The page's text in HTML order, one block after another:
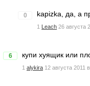
0 kapizka, да, а
1 Leach 26 августа
6 купи хуящик или
1 alykira 12 августа 2011